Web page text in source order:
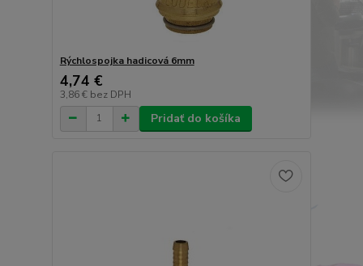
Rýchlospojka hadicová 6mm
4,74 €
3,86 € bez DPH
Pridať do košíka